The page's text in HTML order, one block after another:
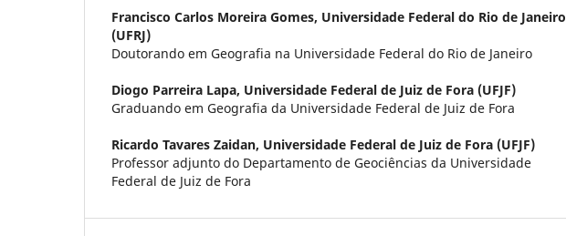
Francisco Carlos Moreira Gomes, Universidade Federal do Rio de Janeiro
(UFRJ)
Doutorando em Geografia na Universidade Federal do Rio de Janeiro
Diogo Parreira Lapa, Universidade Federal de Juiz de Fora (UFJF)
Graduando em Geografia da Universidade Federal de Juiz de Fora
Ricardo Tavares Zaidan, Universidade Federal de Juiz de Fora (UFJF)
Professor adjunto do Departamento de Geociências da Universidade
Federal de Juiz de Fora